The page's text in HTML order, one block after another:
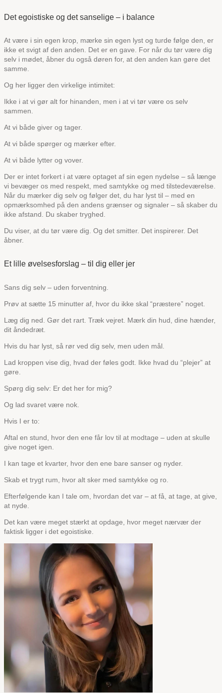
Det egoistiske og det sanselige – i balance
At være i sin egen krop, mærke sin egen lyst og turde følge den, er
ikke et svigt af den anden. Det er en gave. For når du tør være dig
selv i mødet, åbner du også døren for, at den anden kan gøre det
samme.
Og her ligger den virkelige intimitet:
Ikke i at vi gør alt for hinanden, men i at vi tør være os selv
sammen.
At vi både giver og tager.
At vi både spørger og mærker efter.
At vi både lytter og vover.
Der er intet forkert i at være optaget af sin egen nydelse – så længe
vi bevæger os med respekt, med samtykke og med tilstedeværelse.
Når du mærker dig selv og følger det, du har lyst til – med en
opmærksomhed på den andens grænser og signaler – så skaber du
ikke afstand. Du skaber tryghed.
Du viser, at du tør være dig. Og det smitter. Det inspirerer. Det
åbner.
Et lille øvelsesforslag – til dig eller jer
Sans dig selv – uden forventning.
Prøv at sætte 15 minutter af, hvor du ikke skal “præstere” noget.
Læg dig ned. Gør det rart. Træk vejret. Mærk din hud, dine hænder,
dit åndedræt.
Hvis du har lyst, så rør ved dig selv, men uden mål.
Lad kroppen vise dig, hvad der føles godt. Ikke hvad du “plejer” at
gøre.
Spørg dig selv: Er det her for mig?
Og lad svaret være nok.
Hvis I er to:
Aftal en stund, hvor den ene får lov til at modtage – uden at skulle
give noget igen.
I kan tage et kvarter, hvor den ene bare sanser og nyder.
Skab et trygt rum, hvor alt sker med samtykke og ro.
Efterfølgende kan I tale om, hvordan det var – at få, at tage, at give,
at nyde.
Det kan være meget stærkt at opdage, hvor meget nærvær der
faktisk ligger i det egoistiske.